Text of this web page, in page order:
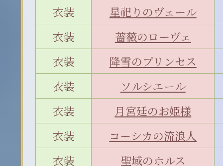
衣装
星祀りのヴェール
衣装
薔薇のローヴェ
衣装
降雪のプリンセス
衣装
ソルシエール
衣装
月宮廷のお姫様
衣装
コーシカの流浪人
衣装
聖域のホルス